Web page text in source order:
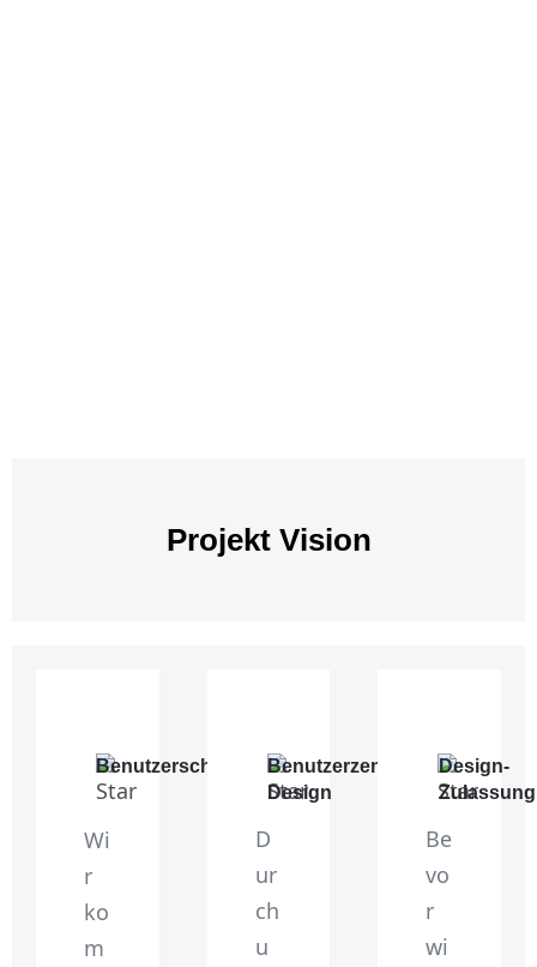
Projekt Vision
Benutzerschnittstellen
Wi
r
ko
m
Benutzerzentriertes
Design
D
ur
ch
u
Design-
Zulassung
Be
vo
r
wi